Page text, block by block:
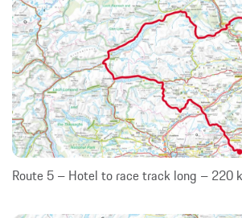
Route 5 – Hotel to race track long – 220